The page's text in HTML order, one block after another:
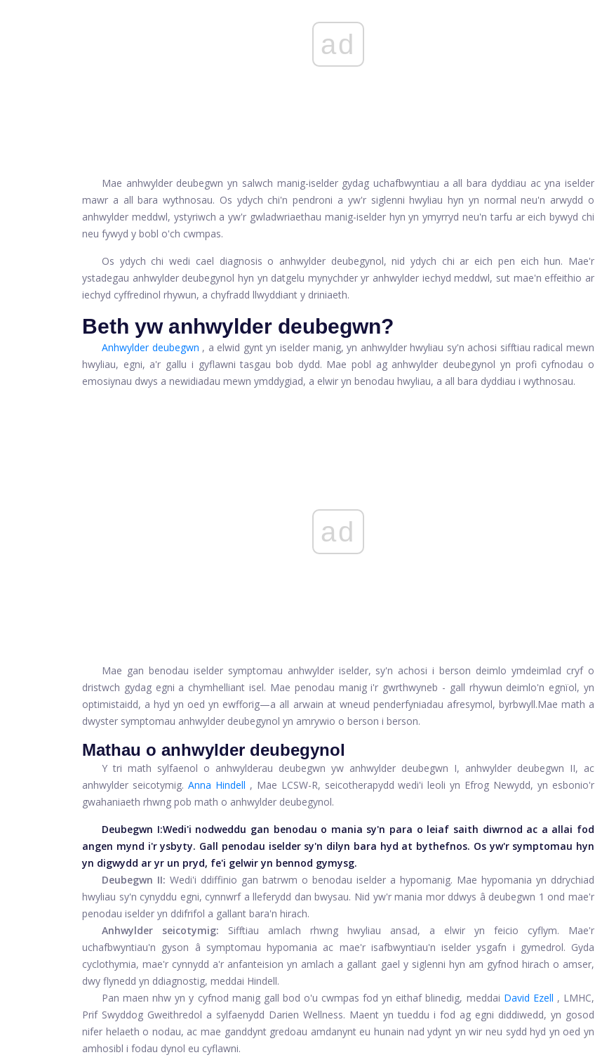
ad
Mae anhwylder deubegwn yn salwch manig-iselder gydag uchafbwyntiau a all bara dyddiau ac yna iselder
mawr a all bara wythnosau. Os ydych chi'n pendroni a yw'r siglenni hwyliau hyn yn normal neu'n arwydd o
anhwylder meddwl, ystyriwch a yw'r gwladwriaethau manig-iselder hyn yn ymyrryd neu'n tarfu ar eich bywyd chi
neu fywyd y bobl o'ch cwmpas.
Os ydych chi wedi cael diagnosis o anhwylder deubegynol, nid ydych chi ar eich pen eich hun. Mae'r
ystadegau anhwylder deubegynol hyn yn datgelu mynychder yr anhwylder iechyd meddwl, sut mae'n effeithio ar
iechyd cyffredinol rhywun, a chyfradd llwyddiant y driniaeth.
Beth yw anhwylder deubegwn?
Anhwylder deubegwn , a elwid gynt yn iselder manig, yn anhwylder hwyliau sy'n achosi sifftiau radical mewn
hwyliau, egni, a'r gallu i gyflawni tasgau bob dydd. Mae pobl ag anhwylder deubegynol yn profi cyfnodau o
emosiynau dwys a newidiadau mewn ymddygiad, a elwir yn benodau hwyliau, a all bara dyddiau i wythnosau.
ad
Mae gan benodau iselder symptomau anhwylder iselder, sy'n achosi i berson deimlo ymdeimlad cryf o
dristwch gydag egni a chymhelliant isel. Mae penodau manig i'r gwrthwyneb - gall rhywun deimlo'n egnïol, yn
optimistaidd, a hyd yn oed yn ewfforig—a all arwain at wneud penderfyniadau afresymol, byrbwyll.Mae math a
dwyster symptomau anhwylder deubegynol yn amrywio o berson i berson.
Mathau o anhwylder deubegynol
Y tri math sylfaenol o anhwylderau deubegwn yw anhwylder deubegwn I, anhwylder deubegwn II, ac
anhwylder seicotymig. Anna Hindell , Mae LCSW-R, seicotherapydd wedi'i leoli yn Efrog Newydd, yn esbonio'r
gwahaniaeth rhwng pob math o anhwylder deubegynol.
Deubegwn I:Wedi'i nodweddu gan benodau o mania sy'n para o leiaf saith diwrnod ac a allai fod
angen mynd i'r ysbyty. Gall penodau iselder sy'n dilyn bara hyd at bythefnos. Os yw'r symptomau hyn
yn digwydd ar yr un pryd, fe'i gelwir yn bennod gymysg.
Deubegwn II: Wedi'i ddiffinio gan batrwm o benodau iselder a hypomanig. Mae hypomania yn ddrychiad
hwyliau sy'n cynyddu egni, cynnwrf a lleferydd dan bwysau. Nid yw'r mania mor ddwys â deubegwn 1 ond mae'r
penodau iselder yn ddifrifol a gallant bara'n hirach.
Anhwylder seicotymig:
Sifftiau amlach rhwng hwyliau ansad, a elwir yn feicio cyflym. Mae'r
uchafbwyntiau'n gyson â symptomau hypomania ac mae'r isafbwyntiau'n iselder ysgafn i gymedrol. Gyda
cyclothymia, mae'r cynnydd a'r anfanteision yn amlach a gallant gael y siglenni hyn am gyfnod hirach o amser,
dwy flynedd yn ddiagnostig, meddai Hindell.
Pan maen nhw yn y cyfnod manig gall bod o'u cwmpas fod yn eithaf blinedig, meddai David Ezell , LMHC,
Prif Swyddog Gweithredol a sylfaenydd Darien Wellness. Maent yn tueddu i fod ag egni diddiwedd, yn gosod
nifer helaeth o nodau, ac mae ganddynt gredoau amdanynt eu hunain nad ydynt yn wir neu sydd hyd yn oed yn
amhosibl i fodau dynol eu cyflawni.